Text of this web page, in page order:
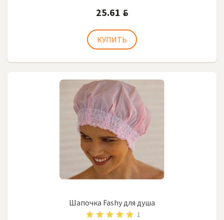
25.61 BYN
Шапочка Fashy для душа
1